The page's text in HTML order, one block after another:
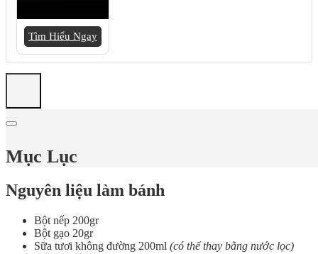
Tìm Hiểu Ngay
Mục Lục
Nguyên liệu làm bánh
Bột nếp 200gr
Bột gạo 20gr
Sữa tươi không đường 200ml (có thể thay bằng nước lọc)